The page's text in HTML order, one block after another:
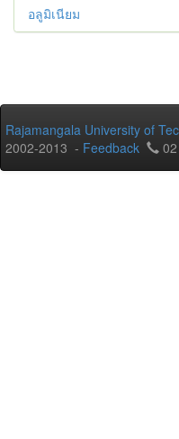
อลูมิเนียม
Rajamangala University of
2002-2013 - Feedback